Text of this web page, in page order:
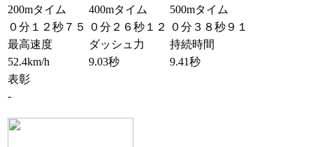
200mタイム
400mタイム
500mタイム
０分１２秒７５
０分２６秒１２
０分３８秒９１
最高速度
ダッシュ力
持続時間
52.4km/h
9.03秒
9.41秒
表彰
-